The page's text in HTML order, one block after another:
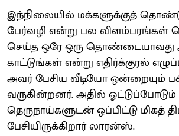
இந்நிலையில் மக்களுக்குத்
பேர்வழி என்று பல விளம்பரங்கள்
செய்த ஒரே ஒரு தொண்டையாவது
காட்டுங்கள் என்று எதிர்க்குரல்
அவர் பேசிய வீடியோ ஒன்றையும்
வருகின்றனர். அதில்
தெருநாய்களுடன் ஒப்பிட்டு மிகத்
பேசியிருக்கிறார் லாரன்ஸ்.